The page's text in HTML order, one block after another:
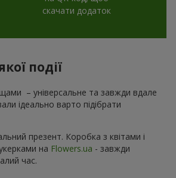
скачати додаток
події
– універсальне та завжди вдале
ідеально варто підібрати
презент. Коробка з квітами і
на Flowers.ua - завжди
час.